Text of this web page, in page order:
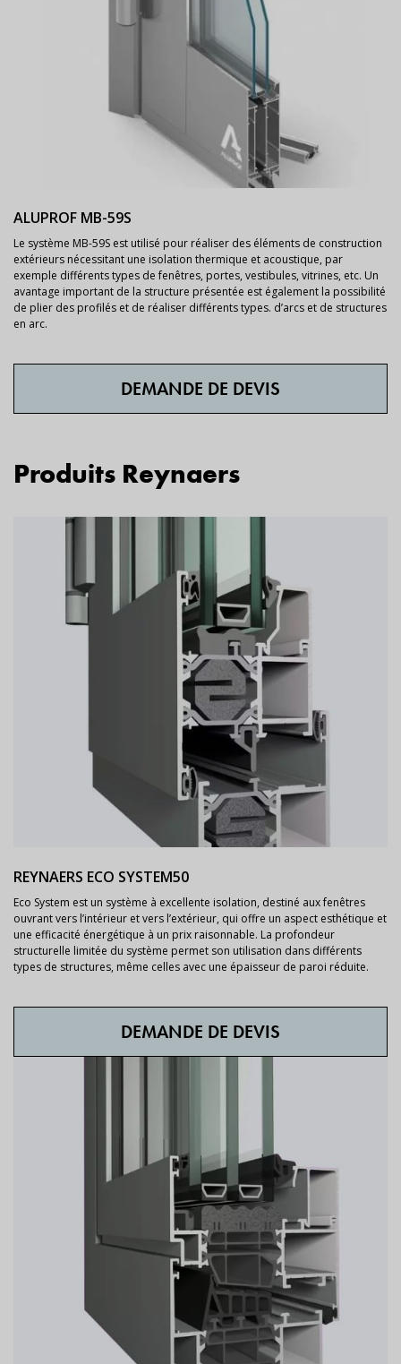
ALUPROF MB-59S
Le système MB-59S est utilisé pour réaliser des éléments de construction
extérieurs nécessitant une isolation thermique et acoustique, par
exemple différents types de fenêtres, portes, vestibules, vitrines, etc. Un
avantage important de la structure présentée est également la possibilité
de plier des profilés et de réaliser différents types. d’arcs et de structures
en arc.
DEMANDE DE DEVIS
Produits Reynaers
REYNAERS ECO SYSTEM50
Eco System est un système à excellente isolation, destiné aux fenêtres
ouvrant vers l’intérieur et vers l’extérieur, qui offre un aspect esthétique et
une efficacité énergétique à un prix raisonnable. La profondeur
structurelle limitée du système permet son utilisation dans différents
types de structures, même celles avec une épaisseur de paroi réduite.
DEMANDE DE DEVIS